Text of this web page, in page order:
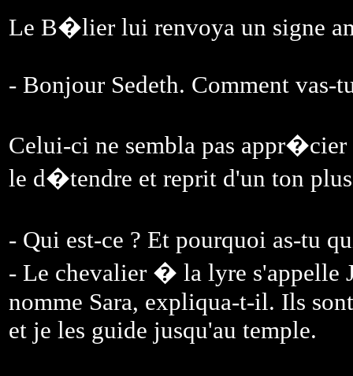
Le B�lier lui renvoya un signe
- Bonjour Sedeth. Comment vas-
Celui-ci ne sembla pas
le d�tendre et reprit d'un ton
- Qui est-ce ? Et pourquoi as-tu
- Le chevalier � la lyre s'appelle
nomme Sara, expliqua-t-il. Ils
et je les guide jusqu'au temple.